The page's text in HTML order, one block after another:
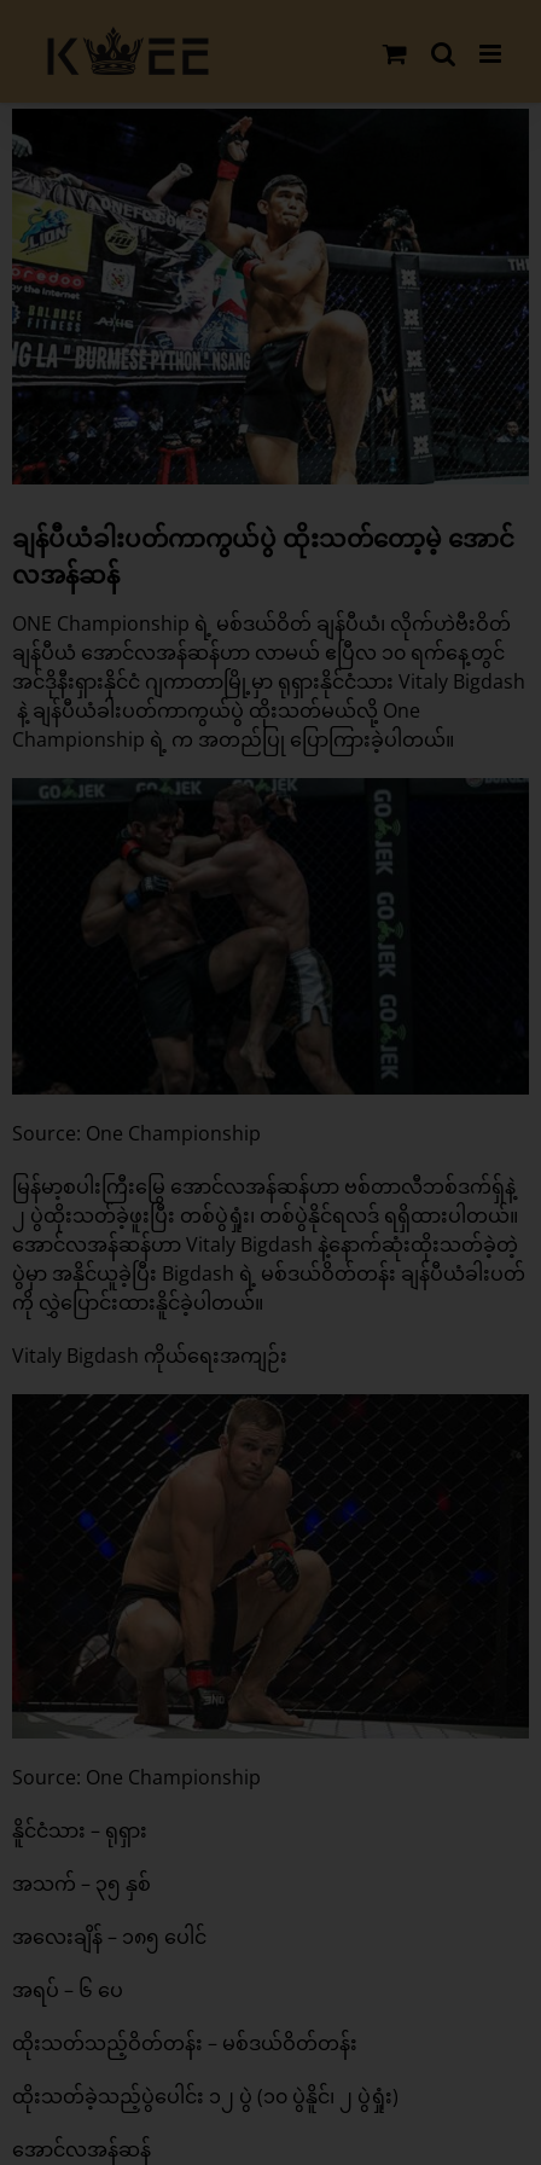
content
Larger
Image
ချန်ပီယံခါးပတ်ကာကွယ်ပွဲ ထိုးသတ်တော့မဲ့ အောင်
လအန်ဆန်
ONE Championship ရဲ့ မစ်ဒယ်ဝိတ် ချန်ပီယံ၊ လိုက်​ဟဲဗီးဝိတ်​
ချန်​ပီယံ ​အောင်​လအန်​ဆန်​ဟာ လာမယ်​ ဧပြီလ ၁၀ ရက်နေ့တွင်
အင်​ဒိုနီးရှားနိုင်​ငံ ဂျကာတာမြို့မှာ ရုရှားနိုင်​ငံသား Vitaly Bigdash
နဲ့ ချန်​ပီယံခါးပတ်​ကာကွယ်​ပွဲ ထိုးသတ်​မယ်​လို့ One
Championship ရဲ့ က အတည်​ပြု ပြောကြားခဲ့ပါတယ်။
Source: One Championship
မြန်မာ့စပါးကြီးမြွေ ​အောင်​လအန်​ဆန်​ဟာ ဗစ်​တာလီဘစ်​ဒက်​ရှ်​နဲ့
၂ ပွဲထိုးသတ်​ခဲ့ဖူးပြီး တစ်​ပွဲရှုံး၊ တစ်​ပွဲနိုင်​ရလဒ်​ ရရှိထားပါတယ်။ ​
အောင်​လအန်​ဆန်​ဟာ Vitaly Bigdash နဲ့နောက်ဆုံးထိုးသတ်ခဲ့တဲ့
ပွဲမှာ အနိုင်​ယူခဲ့ပြီး Bigdash ရဲ့ မစ်​ဒယ်​ဝိတ်​တန်း ချန်​ပီယံခါးပတ်​
ကို လွှဲ​ပြောင်းထားနိူင်ခဲ့ပါတယ်။
Vitaly Bigdash ကိုယ်ရေးအကျဉ်း
Source: One Championship
နိူင်ငံသား – ရုရှား
အသက် – ၃၅ နှစ်
အလေးချိန် – ၁၈၅ ပေါင်
အရပ် – ၆ ပေ
ထိုးသတ်သည့်ဝိတ်တန်း – မစ်​ဒယ်​ဝိတ်​တန်း
ထိုးသတ်ခဲ့သည့်ပွဲပေါင်း ၁၂ ပွဲ (၁၀ ပွဲနိူင်၊ ၂ ပွဲရှုံး)
အောင်လအန်ဆန်